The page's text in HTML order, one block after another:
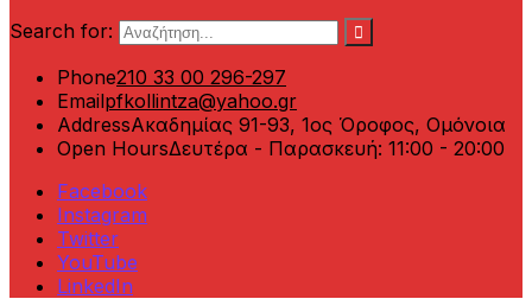
Search for:
Phone210 33 00 296-297
Emailpfkollintza@yahoo.gr
AddressΑκαδημίας 91-93, 1ος Όροφος, Ομόνοια
Open HoursΔευτέρα - Παρασκευή: 11:00 - 20:00
Facebook
Instagram
Twitter
YouTube
LinkedIn